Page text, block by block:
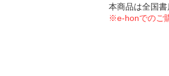
本商品は全国
※e-honでのご